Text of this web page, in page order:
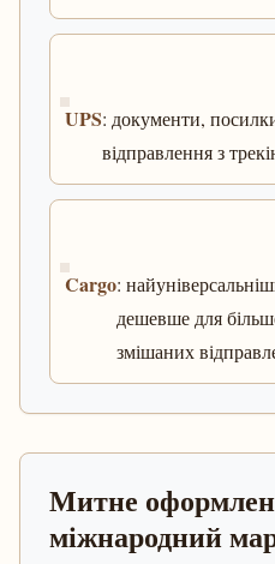
UPS: документи,
відправлення з
Cargo:
дешевше для
змішаних
Митне
міжнародний